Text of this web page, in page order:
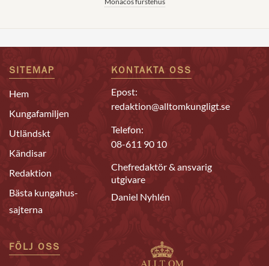
SITEMAP
Hem
Kungafamiljen
Utländskt
Kändisar
Redaktion
Bästa kungahus-
sajterna
KONTAKTA OSS
Epost:
redaktion@alltomkungligt.se
Telefon:
08-611 90 10
Chefredaktör & ansvarig
utgivare
Daniel Nyhlén
FÖLJ OSS